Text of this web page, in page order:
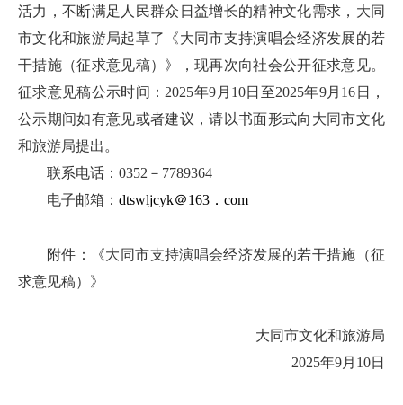
活力，不断满足人民群众日益增长的精神文化需求，大同
市文化和旅游局起草了《大同市支持演唱会经济发展的若
干措施（征求意见稿）》，现再次向社会公开征求意见。
征求意见稿公示时间：2025年9月10日至2025年9月16日，
公示期间如有意见或者建议，请以书面形式向大同市文化
和旅游局提出。
联系电话：0352－7789364
电子邮箱： dtswljcyk＠163．com
附件：《大同市支持演唱会经济发展的若干措施（征
求意见稿）》
大同市文化和旅游局
2025年9月10日